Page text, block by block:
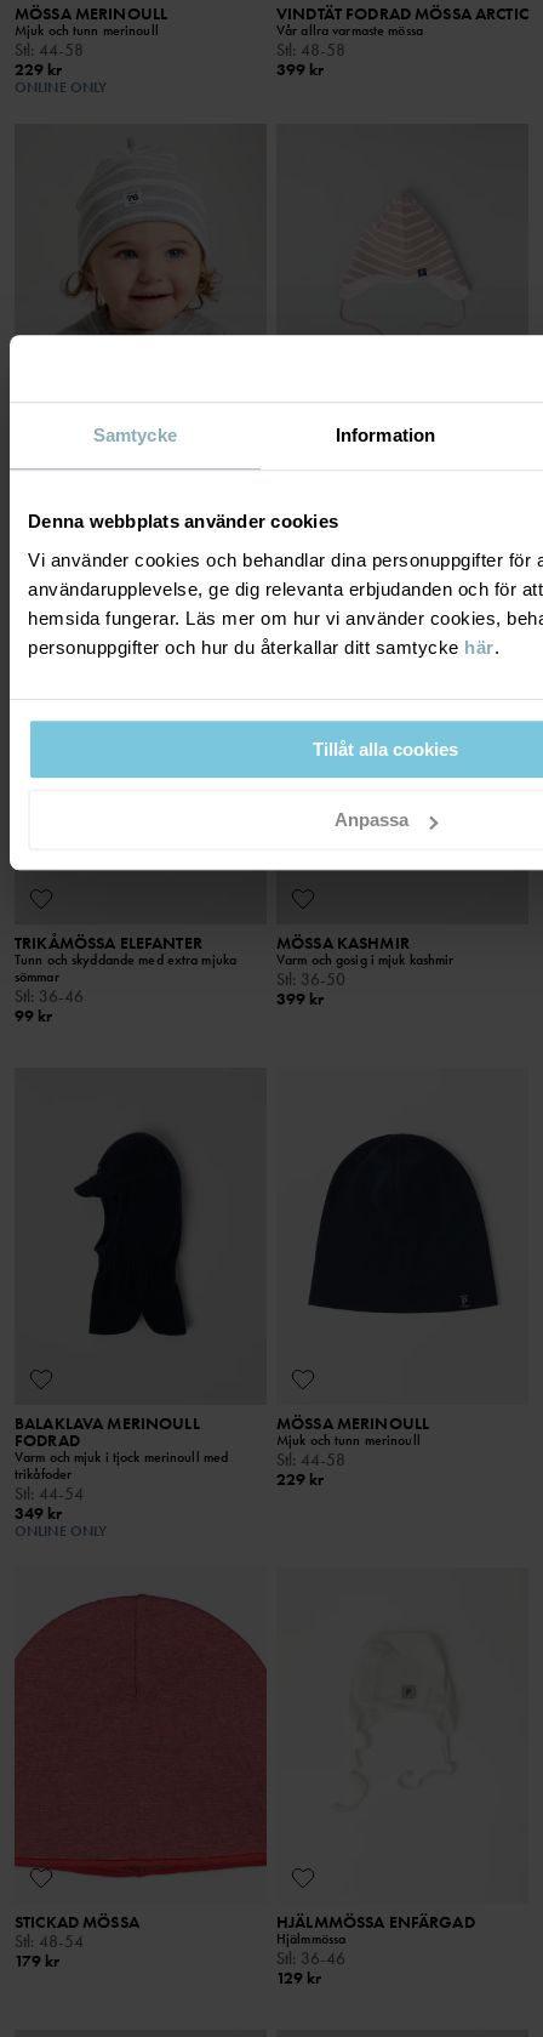
Samtycke Information
Denna webbplats använder cookies
Vi använder cookies och behandlar dina personuppgifter för
användarupplevelse, ge dig relevanta erbjudanden och för
hemsida fungerar. Läs mer om hur vi använder cookies,
personuppgifter och hur du återkallar ditt samtycke här.
Tillåt alla cookies
Anpassa
MÖSSA MERINOULL
Mjuk och tunn merinoull
Stl: 44-58
229 kr
ONLINE ONLY
VINDTÄT FODRAD MÖSSA ARCTIC
Vår allra varmaste mössa
Stl: 48-58
399 kr
MÖSSA RANDIG
Stl:36-50
129 kr
NEW
HJÄLMMÖSSA FODRAD
Stl:40-50
229 kr
TRIKÅMÖSSA ELEFANTER
Tunn och skyddande med extra mjuka
sömmar
Stl: 36-46
99 kr
CASHMERE COLLECTION
MÖSSA KASHMIR
Varm och gosig i mjuk kashmir
Stl: 36-50
399 kr
BALAKLAVA MERINOULL
FODRAD
Varm och mjuk i tjock merinoull med
trikåfoder
Stl: 44-54
349 kr
ONLINE ONLY
MÖSSA MERINOULL
Mjuk och tunn merinoull
Stl: 44-58
229 kr
STICKAD MÖSSA
Stl: 48-54
179 kr
HJÄLMMÖSSA ENFÄRGAD
Hjälmmössa
Stl: 36-46
129 kr